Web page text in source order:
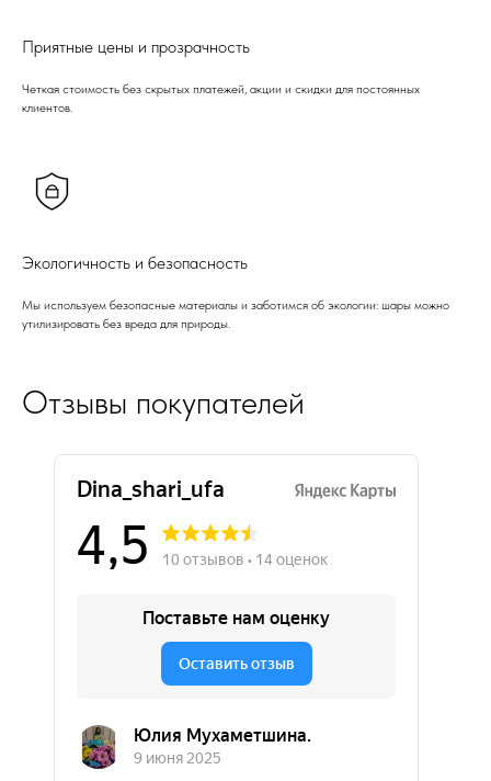
Приятные цены и прозрачность
Четкая стоимость без скрытых платежей, акции и скидки для постоянных
клиентов.
Экологичность и безопасность
Мы используем безопасные материалы и заботимся об экологии: шары можно
утилизировать без вреда для природы.
Отзывы покупателей